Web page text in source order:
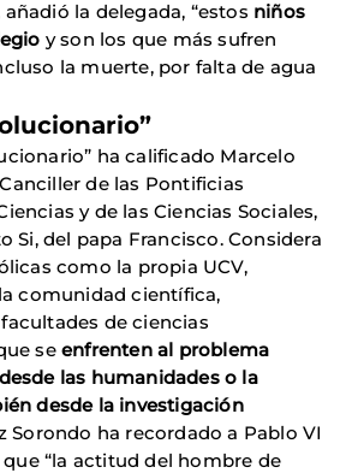
añadió la delegada, “estos niños
y son los que más sufren
la muerte, por falta de agua
ha calificado Marcelo
de las Pontificias
y de las Ciencias Sociales,
Si, del papa Francisco. Considera
como la propia UCV,
comunidad científica,
de ciencias
se enfrenten al problema
las humanidades o la
desde la investigación
Sorondo ha recordado a Pablo VI
“la actitud del hombre de